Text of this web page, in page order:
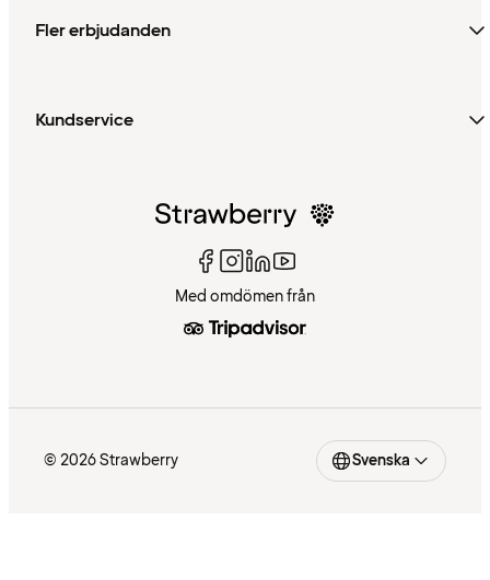
Fler erbjudanden
Kundservice
Med omdömen från
© 2026 Strawberry Svenska